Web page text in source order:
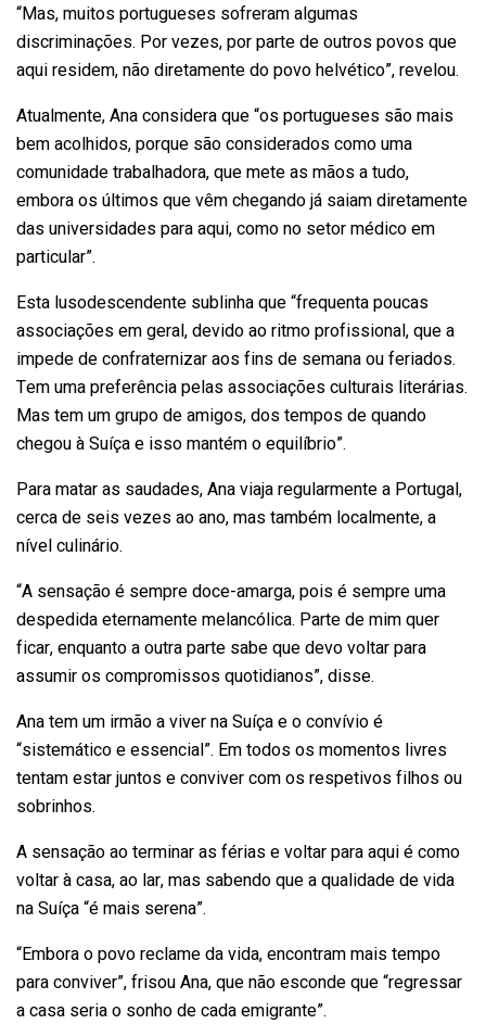
“Mas, muitos portugueses sofreram algumas
discriminações. Por vezes, por parte de outros povos que
aqui residem, não diretamente do povo helvético”, revelou.
Atualmente, Ana considera que “os portugueses são mais
bem acolhidos, porque são considerados como uma
comunidade trabalhadora, que mete as mãos a tudo,
embora os últimos que vêm chegando já saiam diretamente
das universidades para aqui, como no setor médico em
particular”.
Esta lusodescendente sublinha que “frequenta poucas
associações em geral, devido ao ritmo profissional, que a
impede de confraternizar aos fins de semana ou feriados.
Tem uma preferência pelas associações culturais literárias.
Mas tem um grupo de amigos, dos tempos de quando
chegou à Suíça e isso mantém o equilíbrio”.
Para matar as saudades, Ana viaja regularmente a Portugal,
cerca de seis vezes ao ano, mas também localmente, a
nível culinário.
“A sensação é sempre doce-amarga, pois é sempre uma
despedida eternamente melancólica. Parte de mim quer
ficar, enquanto a outra parte sabe que devo voltar para
assumir os compromissos quotidianos”, disse.
Ana tem um irmão a viver na Suíça e o convívio é
“sistemático e essencial”. Em todos os momentos livres
tentam estar juntos e conviver com os respetivos filhos ou
sobrinhos.
A sensação ao terminar as férias e voltar para aqui é como
voltar à casa, ao lar, mas sabendo que a qualidade de vida
na Suíça “é mais serena”.
“Embora o povo reclame da vida, encontram mais tempo
para conviver”, frisou Ana, que não esconde que “regressar
a casa seria o sonho de cada emigrante”.